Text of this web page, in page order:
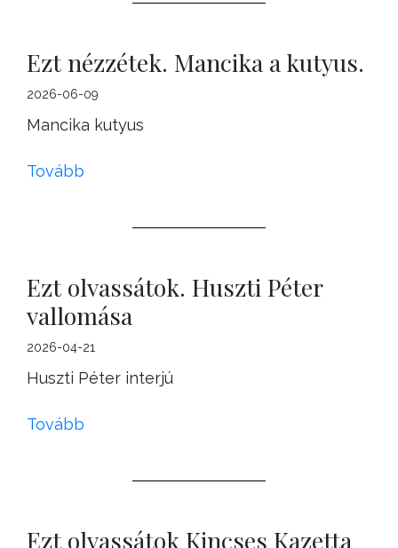
Ezt nézzétek. Mancika a kutyus.
2026-06-09
Mancika kutyus
Tovább
Ezt olvassátok. Huszti Péter
vallomása
2026-04-21
Huszti Péter interjú
Tovább
Ezt olvassátok Kincses Kazetta